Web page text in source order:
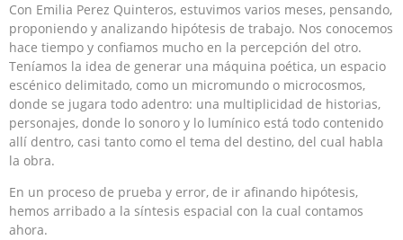
Con Emilia Perez Quinteros, estuvimos varios meses, pensando,
proponiendo y analizando hipótesis de trabajo. Nos conocemos
hace tiempo y confiamos mucho en la percepción del otro.
Teníamos la idea de generar una máquina poética, un espacio
escénico delimitado, como un micromundo o microcosmos,
donde se jugara todo adentro: una multiplicidad de historias,
personajes, donde lo sonoro y lo lumínico está todo contenido
allí dentro, casi tanto como el tema del destino, del cual habla
la obra.
En un proceso de prueba y error, de ir afinando hipótesis,
hemos arribado a la síntesis espacial con la cual contamos
ahora.